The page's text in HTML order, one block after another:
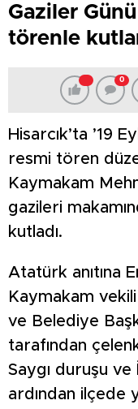
Gaziler
törenle
0
Hisarcık’ta ’19
resmi tören
Kaymakam
gazileri
kutladı.
Atatürk anıtına
Kaymakam
ve Belediye
tarafından
Saygı duruşu ve
ardından ilçede